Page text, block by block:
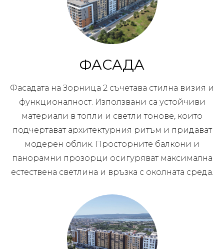
ФАСАДА
Фасадата на Зорница 2 съчетава стилна визия и
функционалност. Използвани са устойчиви
материали в топли и светли тонове, които
подчертават архитектурния ритъм и придават
модерен облик. Просторните балкони и
панорамни прозорци осигуряват максимална
естествена светлина и връзка с околната среда.